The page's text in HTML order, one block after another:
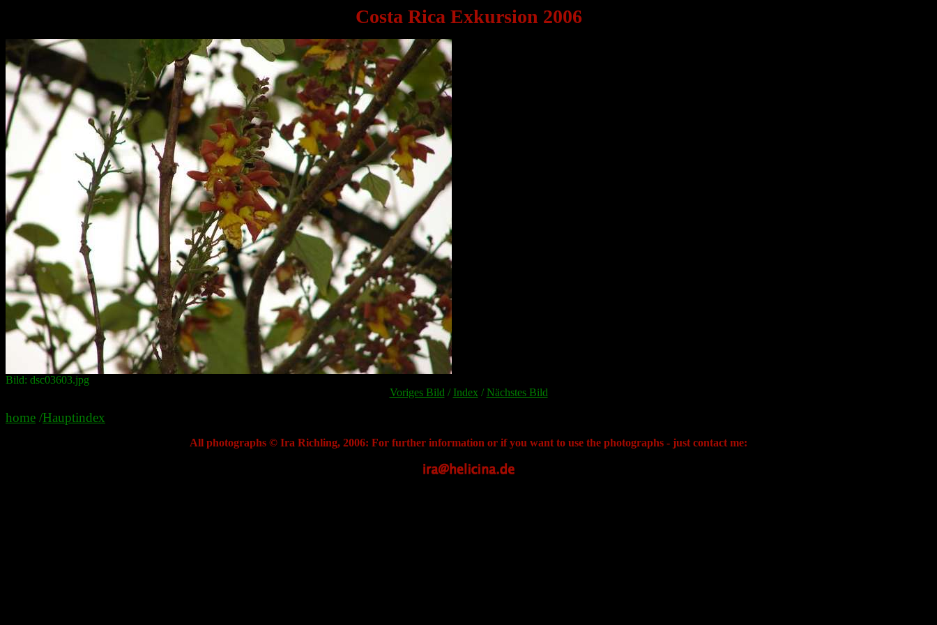
Costa Rica Exkursion 2006
Bild: dsc03603.jpg
Voriges Bild /Index /Nächstes Bild
home /Hauptindex
All photographs © Ira Richling, 2006: For further information or if you want to use the photographs - just contact me: